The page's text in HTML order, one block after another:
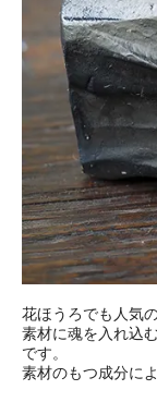
花ほうろでも人気
素材に魂を入れ込
です。
素材のもつ成分に